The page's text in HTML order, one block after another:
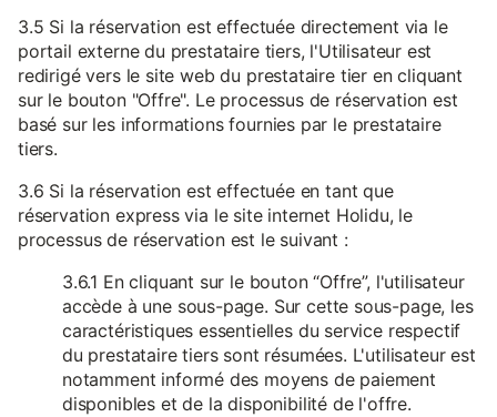
3.5 Si la réservation est effectuée directement via le
portail externe du prestataire tiers, l'Utilisateur est
redirigé vers le site web du prestataire tier en cliquant
sur le bouton "Offre". Le processus de réservation est
basé sur les informations fournies par le prestataire
tiers.
3.6 Si la réservation est effectuée en tant que
réservation express via le site internet Holidu, le
processus de réservation est le suivant :
3.6.1 En cliquant sur le bouton “Offre”, l'utilisateur
accède à une sous-page. Sur cette sous-page, les
caractéristiques essentielles du service respectif
du prestataire tiers sont résumées. L'utilisateur est
notamment informé des moyens de paiement
disponibles et de la disponibilité de l'offre.